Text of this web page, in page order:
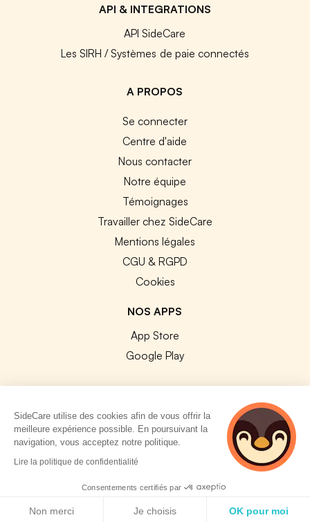
API & INTEGRATIONS
API SideCare
Les SIRH / Systèmes de paie connectés
A PROPOS
Se connecter
Centre d'aide
Nous contacter
Notre équipe
Témoignages
Travailler chez SideCare
Mentions légales
CGU & RGPD
Cookies
NOS APPS
App Store
Google Play
© 2026 SideCare. Tous droits réservés.
SideCare utilise des cookies afin de vous offrir la
meilleure expérience possible. En poursuivant la
navigation, vous acceptez notre politique.
Lire la politique de confidentialité
Consentements certifiés par
Non merci Je choisis OK pour moi
5 personnes
consultent
actuellement cette